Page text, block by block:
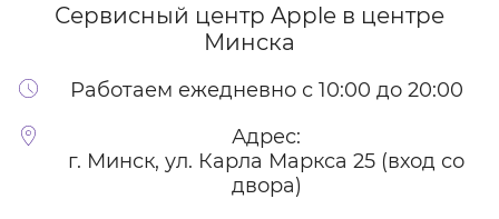
Сервисный центр Apple в центре
Минска
Работаем ежедневно с 10:00 до 20:00
Адрес:
г. Минск, ул. Карла Маркса 25 (вход со
двора)